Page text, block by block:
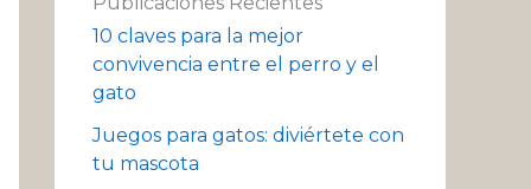
10 claves para la mejor
convivencia entre el perro y el
gato
Juegos para gatos: diviértete con
tu mascota